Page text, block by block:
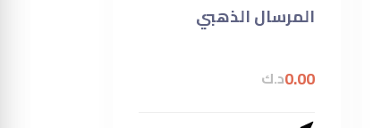
المرسال الذهبي
0.00د.ك